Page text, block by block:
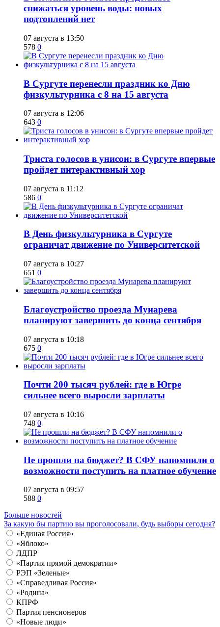
снижаться уровень воды: новых
подтоплений нет
07 августа в 13:50
578 0
​В Сургуте перенесли праздник ко Дню
физкультурника с 8 на 15 августа
07 августа в 12:06
643 0
​Триста голосов в унисон: в Сургуте впервые
пройдет интерактивный хор
07 августа в 11:12
586 0
​В День физкультурника в Сургуте
ограничат движение по Университетской
07 августа в 10:27
651 0
Благоустройство проезда Мунарева
планируют завершить до конца сентября
07 августа в 10:18
675 0
​Почти 200 тысяч рублей: где в Югре
сильнее всего выросли зарплаты
07 августа в 10:16
748 0
Не прошли на бюджет? В СФУ напомнили о
возможности поступить на платное обучение
07 августа в 09:57
588 0
Больше новостей
За какую бы партию вы проголосовали, будь выборы сегодня?
«Единая Россия»
«Яблоко»
ЛДПР
«Партия прямой демократии»
РЭП «Зеленые»
«Справедливая Россия»
«Родина»
КПРФ
Партия пенсионеров
«Новые люди»